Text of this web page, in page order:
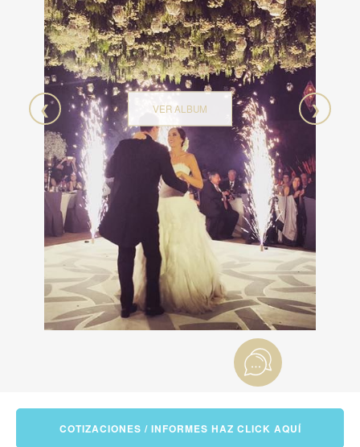
COTIZACIONES / INFORMES HAZ CLICK AQUÍ
VER ALBUM
❮ ❯